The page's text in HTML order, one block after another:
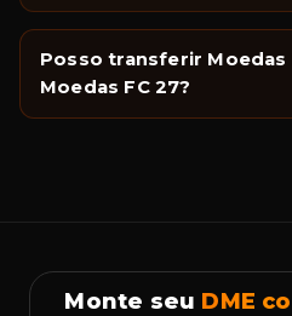
Posso transferir Moedas
Moedas FC 27?
Monte seu DME